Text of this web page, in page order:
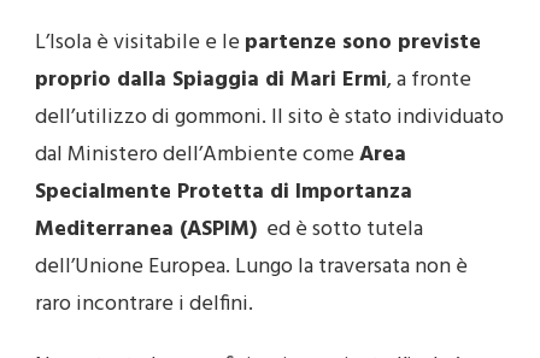
L’Isola è visitabile e le partenze sono previste
proprio dalla Spiaggia di Mari Ermi, a fronte
dell’utilizzo di gommoni. Il sito è stato individuato
dal Ministero dell’Ambiente comeArea
Specialmente Protetta di Importanza
Mediterranea (ASPIM) ed è sotto tutela
dell’Unione Europea. Lungo la traversata non è
raro incontrare i delfini.